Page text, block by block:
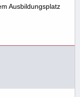
Ausbildungsplatz